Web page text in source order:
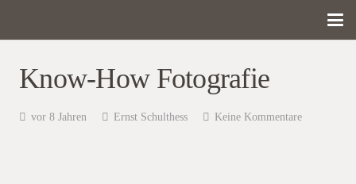
Know-How Fotografie
vor 8 Jahren Ernst Schulthess Keine Kommentare